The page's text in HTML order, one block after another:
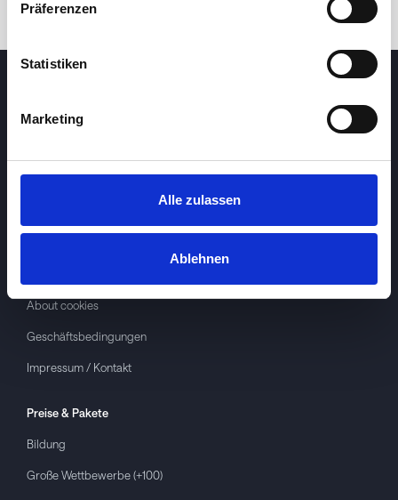
Präferenzen
Statistiken
Marketing
Alle zulassen
Ablehnen
About cookies
Geschäftsbedingungen
Impressum / Kontakt
Preise & Pakete
Bildung
Große Wettbewerbe (+100)